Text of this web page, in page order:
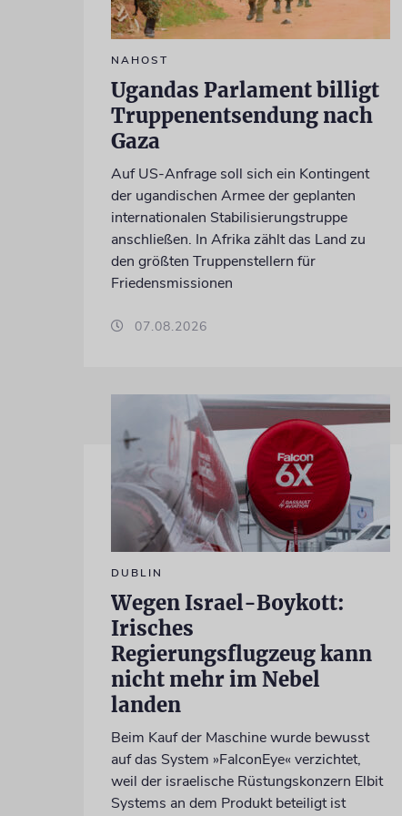
NAHOST
Ugandas Parlament billigt
Truppenentsendung nach
Gaza
Auf US-Anfrage soll sich ein Kontingent
der ugandischen Armee der geplanten
internationalen Stabilisierungstruppe
anschließen. In Afrika zählt das Land zu
den größten Truppenstellern für
Friedensmissionen
07.08.2026
DUBLIN
Wegen Israel-Boykott:
Irisches
Regierungsflugzeug kann
nicht mehr im Nebel
landen
Beim Kauf der Maschine wurde bewusst
auf das System »FalconEye« verzichtet,
weil der israelische Rüstungskonzern Elbit
Systems an dem Produkt beteiligt ist